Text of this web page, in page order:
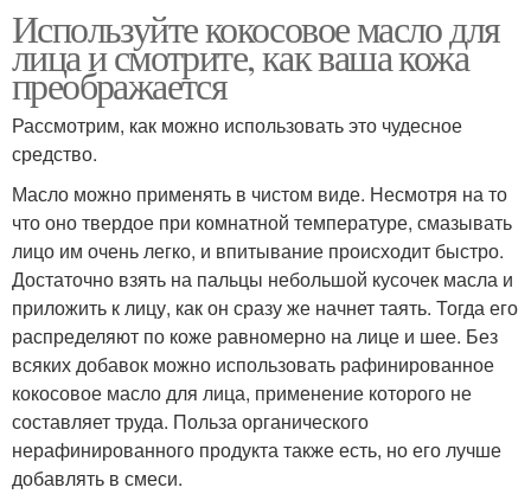
Используйте кокосовое масло для
лица и смотрите, как ваша кожа
преображается
Рассмотрим, как можно использовать это чудесное
средство.
Масло можно применять в чистом виде. Несмотря на то
что оно твердое при комнатной температуре, смазывать
лицо им очень легко, и впитывание происходит быстро.
Достаточно взять на пальцы небольшой кусочек масла и
приложить к лицу, как он сразу же начнет таять. Тогда его
распределяют по коже равномерно на лице и шее. Без
всяких добавок можно использовать рафинированное
кокосовое масло для лица, применение которого не
составляет труда. Польза органического
нерафинированного продукта также есть, но его лучше
добавлять в смеси.